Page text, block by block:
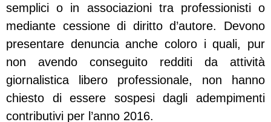
semplici o in associazioni tra professionisti o
mediante cessione di diritto d’autore. Devono
presentare denuncia anche coloro i quali, pur
non avendo conseguito redditi da attività
giornalistica libero professionale, non hanno
chiesto di essere sospesi dagli adempimenti
contributivi per l’anno 2016.